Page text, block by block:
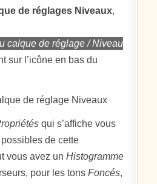
de réglages Niveaux,
calque de réglage / Niveau
sur l’icône en bas du
qui s’affiche vous
de cette
vous avez unHistogramme
pour les tonsFoncés,